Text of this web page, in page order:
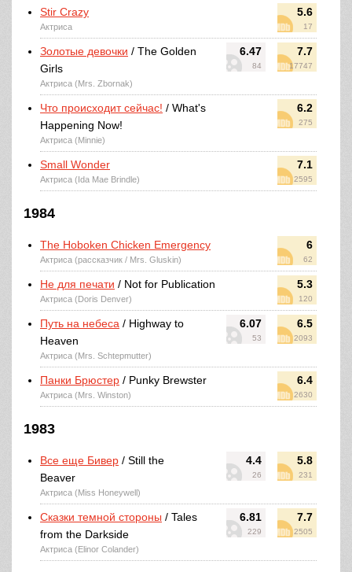
5.6
17
Stir Crazy
Актриса
6.47
84
7.7
17747
Золотые девочки / The Golden
Girls
Актриса (Mrs. Zbornak)
6.2
275
Что происходит сейчас! / What's
Happening Now!
Актриса (Minnie)
7.1
2595
Small Wonder
Актриса (Ida Mae Brindle)
1984
6
62
The Hoboken Chicken Emergency
Актриса (рассказчик / Mrs. Gluskin)
5.3
120
Не для печати / Not for Publication
Актриса (Doris Denver)
6.07
53
6.5
2093
Путь на небеса / Highway to
Heaven
Актриса (Mrs. Schtepmutter)
6.4
2630
Панки Брюстер / Punky Brewster
Актриса (Mrs. Winston)
1983
4.4
26
5.8
231
Все еще Бивер / Still the
Beaver
Актриса (Miss Honeywell)
6.81
229
7.7
2505
Сказки темной стороны / Tales
from the Darkside
Актриса (Elinor Colander)